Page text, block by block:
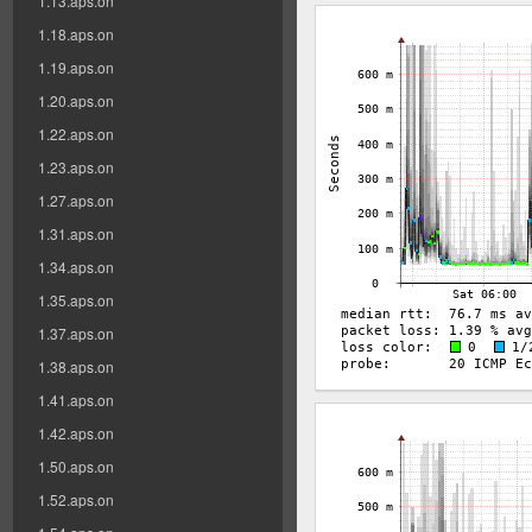
1.18.aps.on
1.19.aps.on
1.20.aps.on
1.22.aps.on
1.23.aps.on
1.27.aps.on
1.31.aps.on
1.34.aps.on
1.35.aps.on
1.37.aps.on
1.38.aps.on
1.41.aps.on
1.42.aps.on
1.50.aps.on
1.52.aps.on